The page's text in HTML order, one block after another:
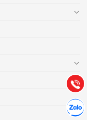
Gọi
Hướng dẫn & Hỗ trợ:
(028) 22.166.144
Chát